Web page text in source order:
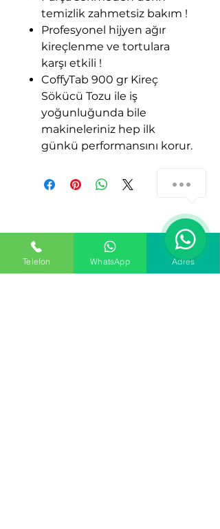
temizlik zahmetsiz bakım !
Profesyonel hijyen ağır
kireçlenme ve tortulara
karşı etkili !
CoffyTab 900 gr Kireç
Sökücü Tozu ile iş
yoğunluğunda bile
makineleriniz hep ilk
günkü performansını korur.
ER KURUYEMİŞ
Telefon WhatsApp Adres